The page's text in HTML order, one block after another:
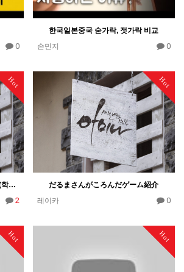
0
한국일본중국 숟가락, 젓가락 비교
손민지
0
Hot
Re: 일본의 고등학교 축제 (문화제) (학습지)
2
Hot
だるまさんがころんだゲーム紹介
레이카
0
Hot Hot